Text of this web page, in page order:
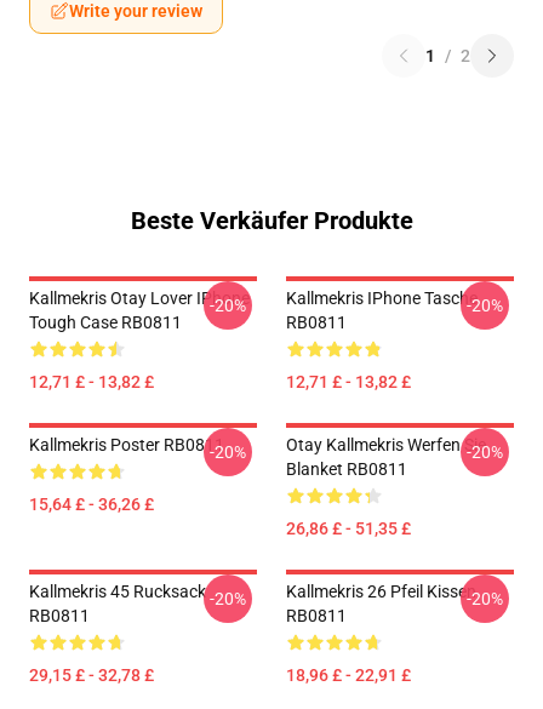
Write your review
1 / 2
Beste Verkäufer Produkte
Kallmekris Otay Lover IPhone
Tough Case RB0811
12,71 £ - 13,82 £
-20%
Kallmekris IPhone Tasche
RB0811
12,71 £ - 13,82 £
-20%
Kallmekris Poster RB0811
15,64 £ - 36,26 £
-20%
Otay Kallmekris Werfen Sie
Blanket RB0811
26,86 £ - 51,35 £
-20%
Kallmekris 45 Rucksack
RB0811
29,15 £ - 32,78 £
-20%
Kallmekris 26 Pfeil Kissen
RB0811
18,96 £ - 22,91 £
-20%